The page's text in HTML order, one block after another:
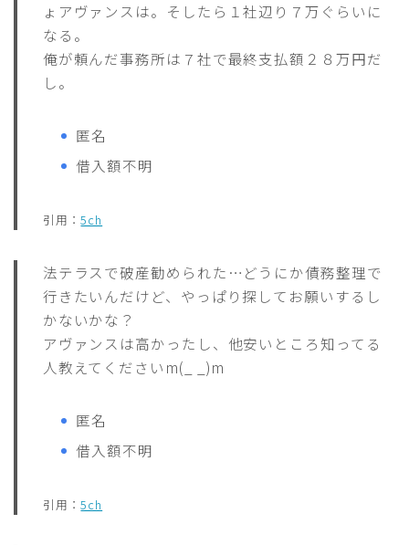
ょアヴァンスは。そしたら１社辺り７万ぐらいに
なる。
俺が頼んだ事務所は７社で最終支払額２８万円だ
し。
匿名
借入額不明
引用：5ch
法テラスで破産勧められた…どうにか債務整理で
行きたいんだけど、やっぱり探してお願いするし
かないかな？
アヴァンスは高かったし、他安いところ知ってる
人教えてくださいm(_ _)m
匿名
借入額不明
引用：5ch